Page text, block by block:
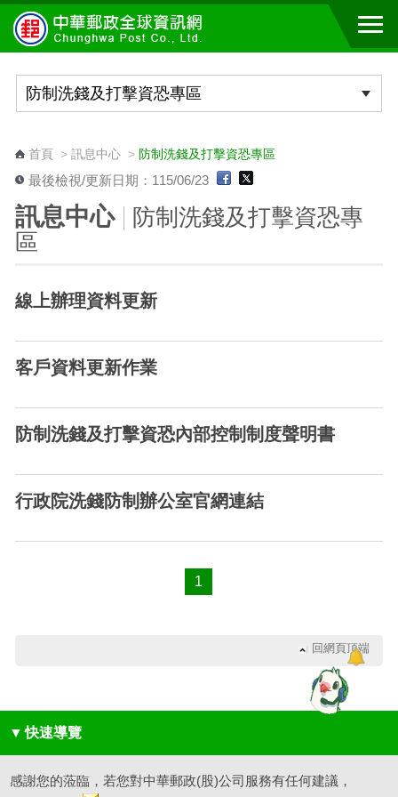
跳到主要內容區塊
首頁> 訊息中心> 防制洗錢及打擊資恐專區
最後檢視/更新日期：115/06/23
訊息中心
防制洗錢及打擊資恐專
區
線上辦理資料更新
客戶資料更新作業
防制洗錢及打擊資恐內部控制制度聲明書
行政院洗錢防制辦公室官網連結
1
回網頁頂端
▼ 快速導覽
感謝您的蒞臨，若您對中華郵政(股)公司服務有任何建議，